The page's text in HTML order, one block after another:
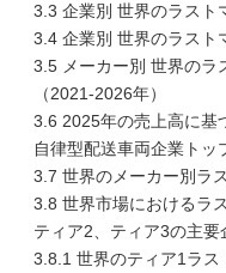
3.3 企業別 世界のラスト
3.4 企業別 世界のラスト
3.5 メーカー別 世界のラ
（2021-2026年）
3.6 2025年の売上高に基
自律型配送車両企業トッ
3.7 世界のメーカー別ラ
3.8 世界市場におけるラ
ティア2、ティア3の主要
3.8.1 世界のティア1ラス